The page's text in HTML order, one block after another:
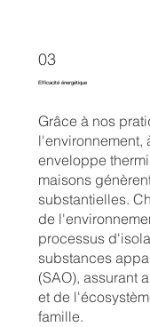
Efficacité énergétique
03
Grâce à nos
l'environnement,
enveloppe
maisons
substantielles.
de
processus
substances
(SAO), assurant
et de
famille.